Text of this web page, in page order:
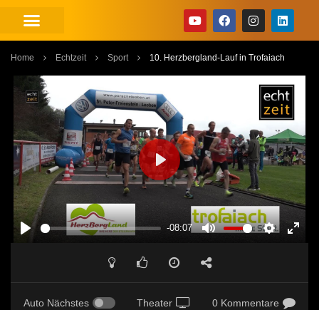
Home Echtzeit Sport 10. Herzbergland-Lauf in Trofaiach
-08:07
SETTINGS
PLAY
Auto Nächstes Theater 0 Kommentare